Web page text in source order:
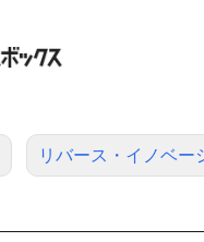
リバース・イノベー